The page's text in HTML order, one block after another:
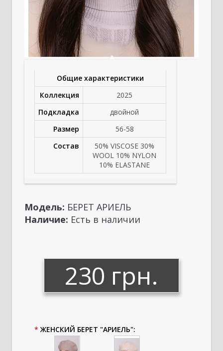
Общие характеристики
Коллекция
2025
Подкладка
двойной
Размер
56-58
Состав
50% VISCOSE 30%
WOOL 10% NYLON
10% ELASTANE
Модель: БЕРЕТ АРИЕЛЬ
Наличие: Есть в наличии
230 грн.
* ЖЕНСКИЙ БЕРЕТ "АРИЕЛЬ":